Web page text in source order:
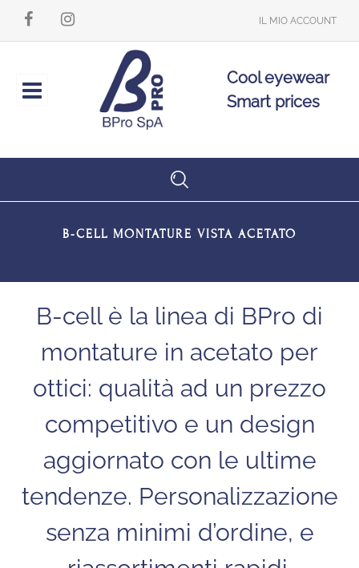
IL MIO ACCOUNT
Cool eyewear
Smart prices
B-CELL MONTATURE VISTA ACETATO
B-cell è la linea di BPro di
montature in acetato per
ottici: qualità ad un prezzo
competitivo e un design
aggiornato con le ultime
tendenze. Personalizzazione
senza minimi d’ordine, e